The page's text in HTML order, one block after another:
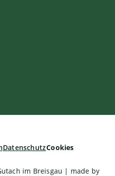
DatenschutzCookies
im Breisgau | made by